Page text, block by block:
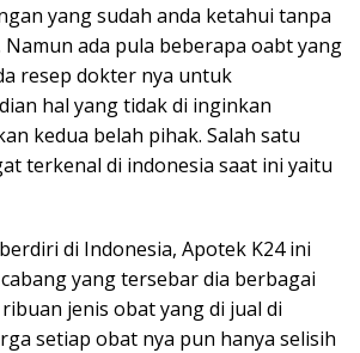
yang sudah anda ketahui tanpa
ada pula beberapa oabt yang
resep dokter nya untuk
hal yang tidak di inginkan
kedua belah pihak. Salah satu
terkenal di indonesia saat ini yaitu
di Indonesia, Apotek K24 ini
yang tersebar dia berbagai
jenis obat yang di jual di
setiap obat nya pun hanya selisih